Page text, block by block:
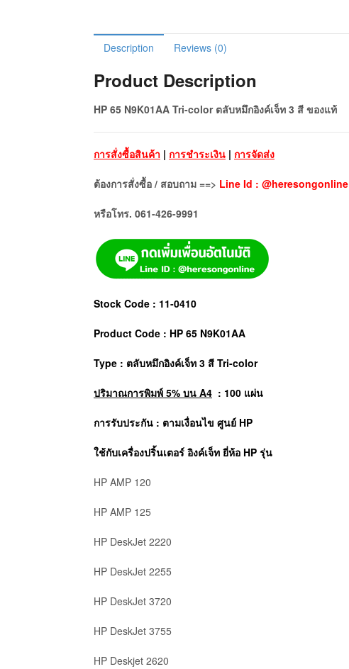
Description Reviews (0)
Product Description
HP 65 N9K01AA Tri-color ตลับหมึกอิงค์เจ็ท 3 สี ของแท้
การสั่งซื้อสินค้า | การชำระเงิน | การจัดส่ง
ต้องการสั่งซื้อ / สอบถาม ==> Line Id : @heresongonline
หรือโทร. 061-426-9991
Stock Code : 11-0410
Product Code : HP 65 N9K01AA
Type : ตลับหมึกอิงค์เจ็ท 3 สี Tri-color
ปริมาณการพิมพ์ 5% บน A4 : 100 แผ่น
การรับประกัน : ตามเงื่อนไข ศูนย์ HP
ใช้กับเครื่องปริ้นเตอร์ อิงค์เจ็ท ยี่ห้อ HP รุ่น
HP AMP 120
HP AMP 125
HP DeskJet 2220
HP DeskJet 2255
HP DeskJet 3720
HP DeskJet 3755
HP Deskjet 2620